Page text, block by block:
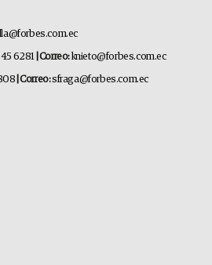
6281 | Correo:knieto@forbes.com.ec
| Correo:sfraga@forbes.com.ec